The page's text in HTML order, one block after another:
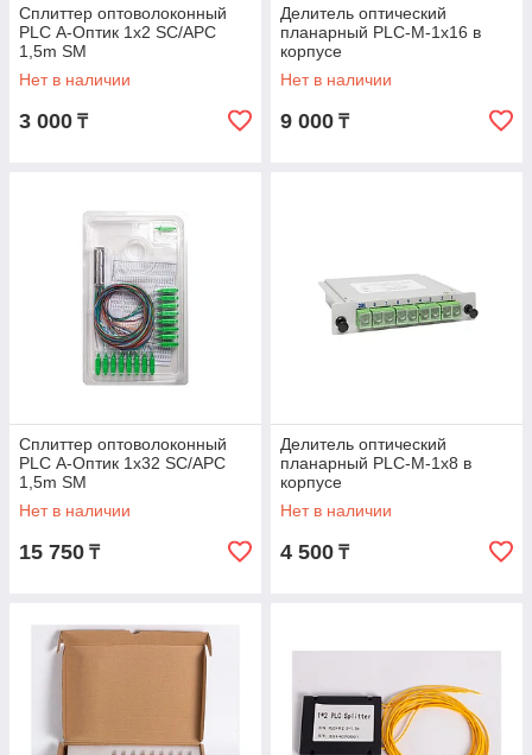
Сплиттер оптоволоконный
PLC А-Оптик 1х2 SC/APC
1,5m SM
Нет в наличии
3 000 ₸
Делитель оптический
планарный PLC-M-1x16 в
корпусе
Нет в наличии
9 000 ₸
Сплиттер оптоволоконный
PLC А-Оптик 1х32 SC/APC
1,5m SM
Нет в наличии
15 750 ₸
Делитель оптический
планарный PLC-M-1x8 в
корпусе
Нет в наличии
4 500 ₸